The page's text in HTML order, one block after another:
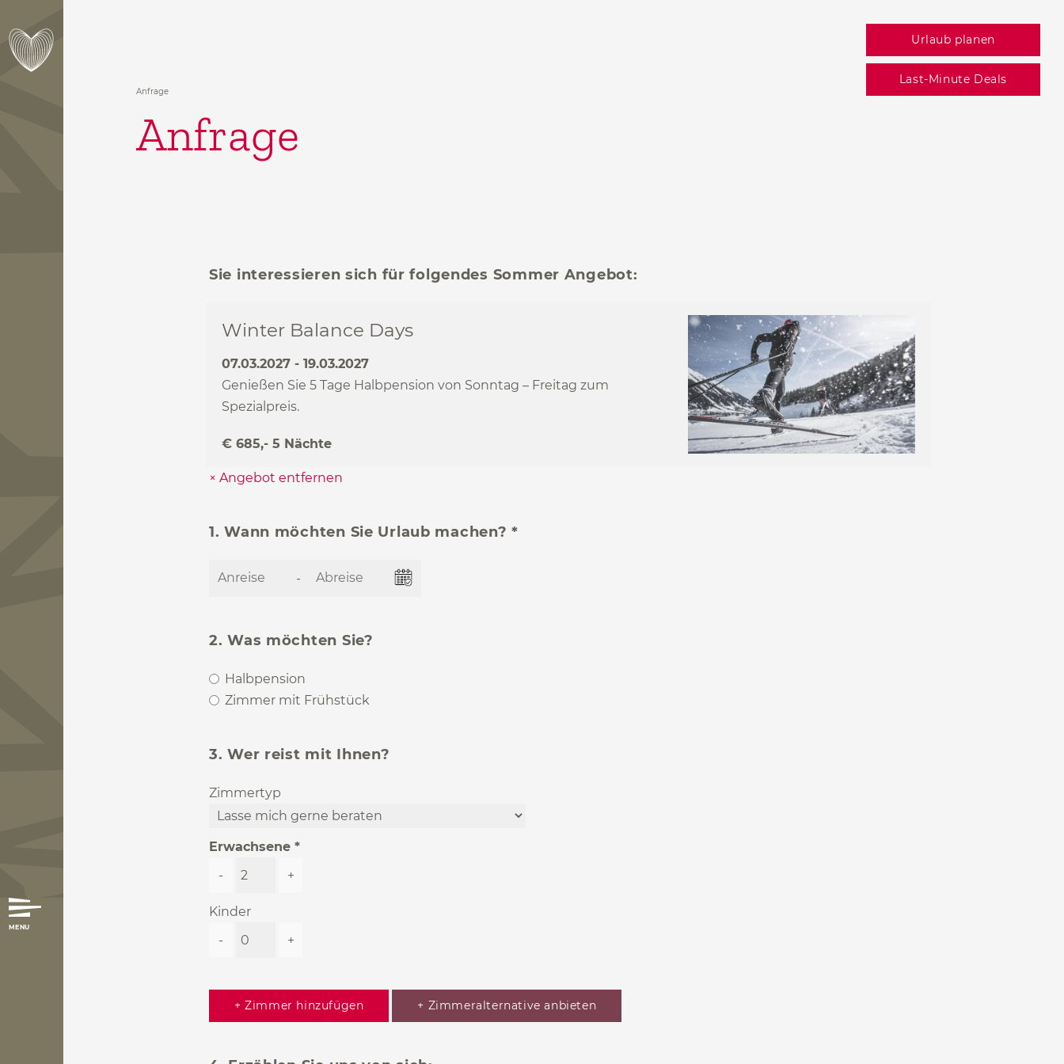
MENU
Urlaub planen
Last-Minute Deals
Zimmer & Suiten
Angebote entdecken
Gut zu wissen
Sicher in den Urlaub
Jetzt Newsletter abonnieren!
Anfrage
Anfrage
Sie interessieren sich für folgendes Sommer Angebot:
Winter Balance Days
07.03.2027 - 19.03.2027
Genießen Sie 5 Tage Halbpension von Sonntag – Freitag zum
Spezialpreis.
€ 685,- 5 Nächte
× Angebot entfernen
1. Wann möchten Sie Urlaub machen? *
-
2. Was möchten Sie?
Halbpension
Zimmer mit Frühstück
3. Wer reist mit Ihnen?
Zimmertyp
Erwachsene
-
+
Kinder
-
+
+ Zimmer hinzufügen + Zimmeralternative anbieten